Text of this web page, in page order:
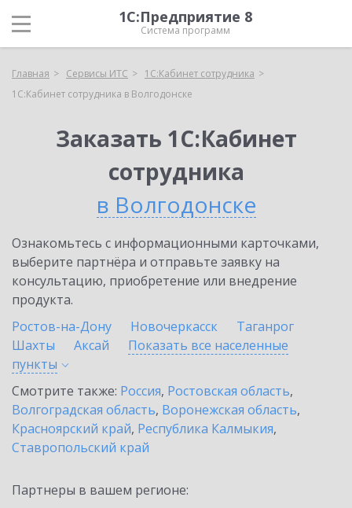
1С:Предприятие 8
Система программ
Главная Сервисы ИТС
1С:Кабинет сотрудника
1С:Кабинет сотрудника в Волгодонске
Заказать 1С:Кабинет
сотрудника
в Волгодонске
Ознакомьтесь с информационными карточками,
выберите партнёра и отправьте заявку на
консультацию, приобретение или внедрение
продукта.
Ростов-на-Дону
Новочеркасск
Таганрог
Шахты
Аксай
Показать все населенные
пункты
Смотрите также: Россия, Ростовская область,
Волгоградская область, Воронежская область,
Красноярский край, Республика Калмыкия,
Ставропольский край
Партнеры в вашем регионе: